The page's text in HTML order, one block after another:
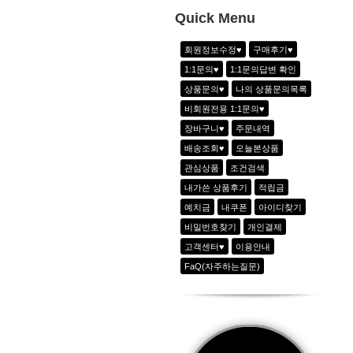
2 아노락 하프집업 쟈켓_3color
3 골지 반지퍼 반팔T_3color
4 쿨링 아노락 아웃포켓팬츠_블랙
5 비비드 집업쟈켓_2color
6 에어리 시크 라이오셀 반팔티_크림화이
Quick Menu
회원정보수정♥ 구매후기♥
1:1문의♥ 1:1문의답변 확인
상품문의♥ 나의 상품문의목록
비회원전용 1:1문의♥
장바구니♥ 주문내역
배송조회♥ 오늘본상품
관심상품 조건검색
내가쓴 상품후기 적립금
예치금 내쿠폰 아이디찾기
비밀번호찾기 개인결제
고객센터♥ 이용안내
FaQ(자주하는질문)